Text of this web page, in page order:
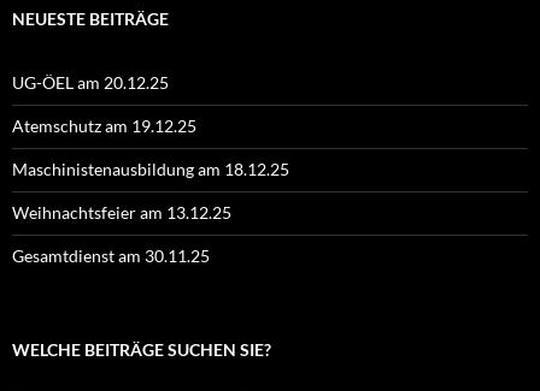
NEUESTE BEITRÄGE
UG-ÖEL am 20.12.25
Atemschutz am 19.12.25
Maschinistenausbildung am 18.12.25
Weihnachtsfeier am 13.12.25
Gesamtdienst am 30.11.25
WELCHE BEITRÄGE SUCHEN SIE?